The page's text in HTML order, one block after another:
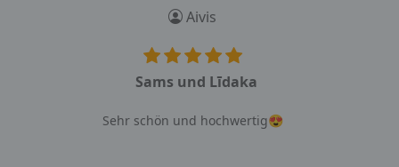
Aivis
Sams und Līdaka
Sehr schön und hochwertig😍